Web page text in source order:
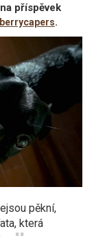
příspěvek
.
pěkní,
která